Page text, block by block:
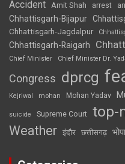
Accident Amit Shah arrest
Chhattisgarh-Bijapur
Chhattisgarh-Jagdalpur
Chhattisgarh-Raigarh
Chief Minister
Chief Minister Dr.
Congress dprcg
Kejriwal mohan Mohan Yadav
suicide Supreme Court top-
Weather इंदौर छत्तीसगढ़